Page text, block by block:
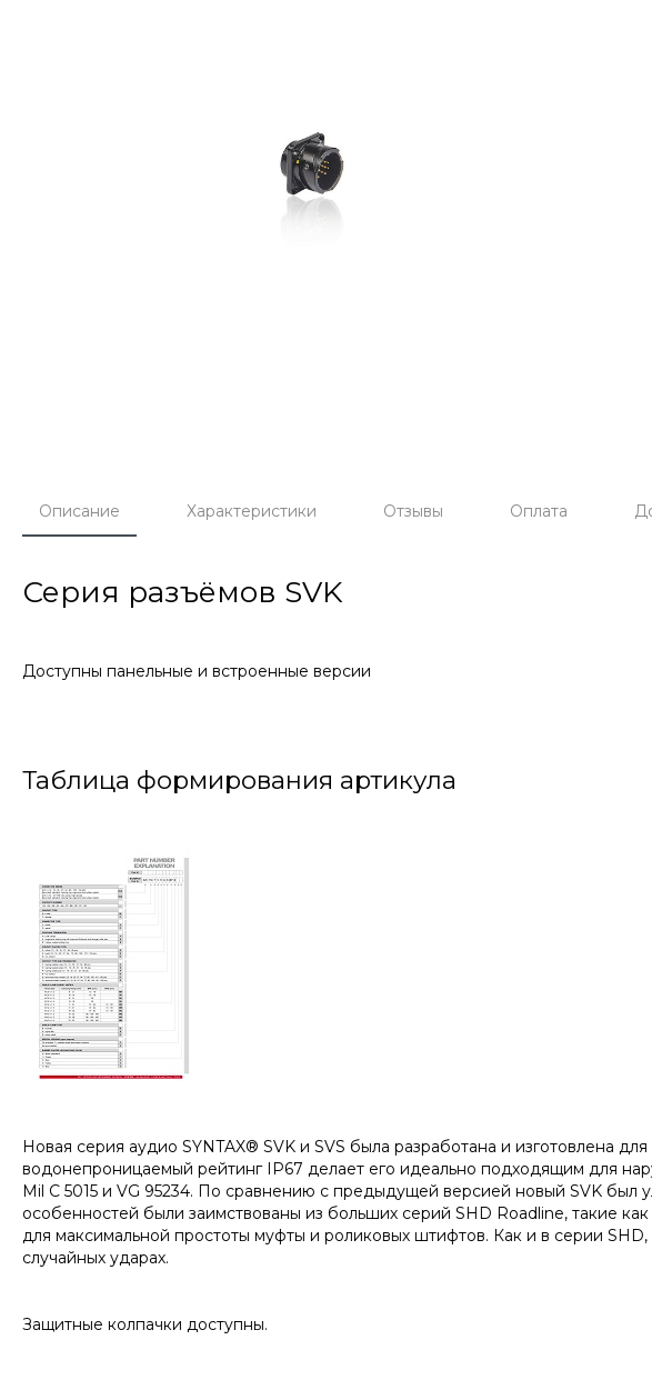
Описание Характеристики Отзывы Оплата
Серия разъёмов SVK
Доступны панельные и встроенные версии
Таблица формирования артикула
Новая серия аудио SYNTAX® SVK и SVS была разработана и изготовлена
водонепроницаемый рейтинг IP67 делает его идеально подходящим для
Mil C 5015 и VG 95234. По сравнению с предыдущей версией новый SVK
особенностей были заимствованы из больших серий SHD Roadline, такие
для максимальной простоты муфты и роликовых штифтов. Как и в серии
случайных ударах.
Защитные колпачки доступны.